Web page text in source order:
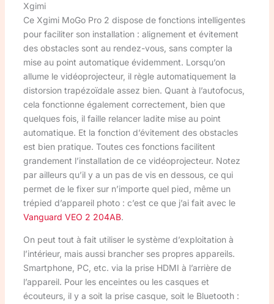
Xgimi
Ce Xgimi MoGo Pro 2 dispose de fonctions intelligentes
pour faciliter son installation : alignement et évitement
des obstacles sont au rendez-vous, sans compter la
mise au point automatique évidemment. Lorsqu’on
allume le vidéoprojecteur, il règle automatiquement la
distorsion trapézoïdale assez bien. Quant à l’autofocus,
cela fonctionne également correctement, bien que
quelques fois, il faille relancer ladite mise au point
automatique. Et la fonction d’évitement des obstacles
est bien pratique. Toutes ces fonctions facilitent
grandement l’installation de ce vidéoprojecteur. Notez
par ailleurs qu’il y a un pas de vis en dessous, ce qui
permet de le fixer sur n’importe quel pied, même un
trépied d’appareil photo : c’est ce que j’ai fait avec le
Vanguard VEO 2 204AB.
On peut tout à fait utiliser le système d’exploitation à
l’intérieur, mais aussi brancher ses propres appareils.
Smartphone, PC, etc. via la prise HDMI à l’arrière de
l’appareil. Pour les enceintes ou les casques et
écouteurs, il y a soit la prise casque, soit le Bluetooth :